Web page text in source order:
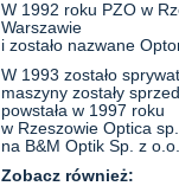
W 1992 roku PZO w
Warszawie
i zostało nazwane
W 1993 zostało
maszyny zostały
powstała w 1997 roku
w Rzeszowie Optica
na B&M Optik Sp. z o.o.
Zobacz również: